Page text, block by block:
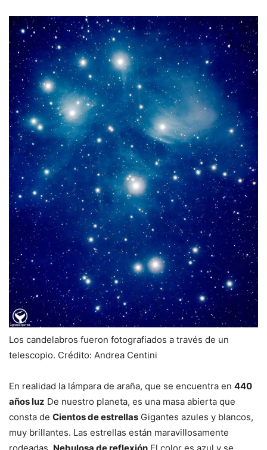
Los candelabros fueron fotografiados a través de un
telescopio. Crédito: Andrea Centini
En realidad la lámpara de araña, que se encuentra en 440
años luz De nuestro planeta, es una masa abierta que
consta de Cientos de estrellas Gigantes azules y blancos,
muy brillantes. Las estrellas están maravillosamente